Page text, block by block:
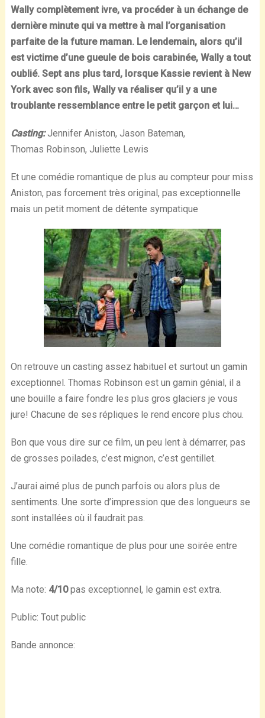
Wally complètement ivre, va procéder à un échange de
dernière minute qui va mettre à mal l’organisation
parfaite de la future maman. Le lendemain, alors qu’il
est victime d’une gueule de bois carabinée, Wally a tout
oublié. Sept ans plus tard, lorsque Kassie revient à New
Yorkavec son fils, Wally va réaliser qu’il y a une
troublante ressemblance entre le petit garçon et lui…
Casting:Jennifer Aniston, Jason Bateman,
Thomas Robinson, Juliette Lewis
Et une comédie romantique de plus au compteur pour miss
Aniston, pas forcement très original, pas exceptionnelle
mais un petit moment de détente sympatique
On retrouve un casting assez habituel et surtout un gamin
exceptionnel. Thomas Robinson est un gamin génial, il a
une bouille a faire fondre les plus gros glaciers je vous
jure! Chacune de ses répliques le rend encore plus chou.
Bon que vous dire sur ce film, un peu lent à démarrer, pas
de grosses poilades, c’est mignon, c’est gentillet.
J’aurai aimé plus de punch parfois ou alors plus de
sentiments. Une sorte d’impression que des longueurs se
sont installées où il faudrait pas.
Une comédie romantique de plus pour une soirée entre
fille.
Ma note: 4/10pas exceptionnel, le gamin est extra.
Public: Tout public
Bande annonce: